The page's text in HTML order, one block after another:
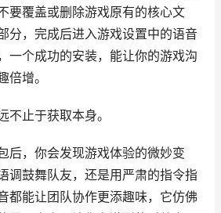
要覆盖或删除游戏原有的核心文
分，完成后进入游戏设置中的语音
一个成功的安装，能让你的游戏沟
倍增。
不止于获取本身。
后，你会发现游戏体验的微妙变
调鼓舞队友，还是用严肃的指令指
都能让团队协作更添趣味，它仿佛